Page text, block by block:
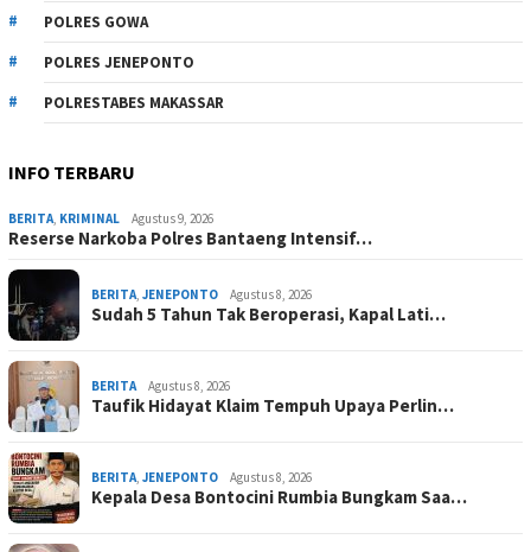
POLRES GOWA
POLRES JENEPONTO
POLRESTABES MAKASSAR
INFO TERBARU
BERITA, KRIMINAL Agustus 9, 2026
Reserse Narkoba Polres Bantaeng Intensif…
BERITA, JENEPONTO Agustus 8, 2026
Sudah 5 Tahun Tak Beroperasi, Kapal Lati…
BERITA Agustus 8, 2026
Taufik Hidayat Klaim Tempuh Upaya Perlin…
BERITA, JENEPONTO Agustus 8, 2026
Kepala Desa Bontocini Rumbia Bungkam Saa…